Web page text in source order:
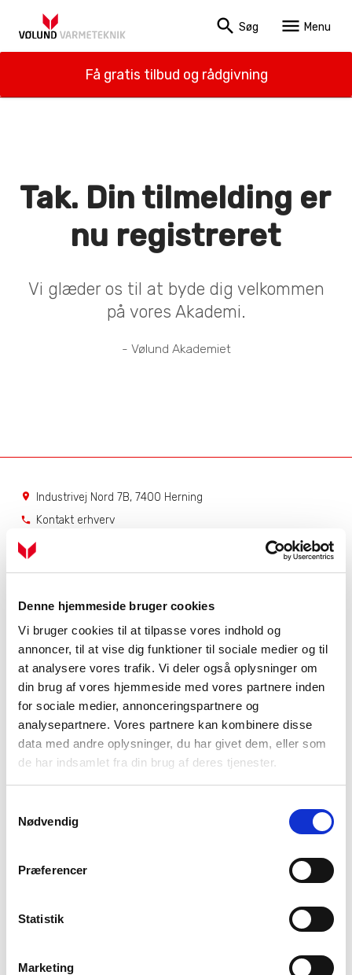
Denne hjemmeside bruger cookies
Vi bruger cookies til at tilpasse vores indhold og
annoncer, til at vise dig funktioner til sociale medier og til
at analysere vores trafik. Vi deler også oplysninger om
din brug af vores hjemmeside med vores partnere inden
for sociale medier, annonceringspartnere og
analysepartnere. Vores partnere kan kombinere disse
data med andre oplysninger, du har givet dem, eller som
de har indsamlet fra din brug af deres tjenester.
Nødvendig
Præferencer
Statistik
Marketing
search Søg menu Menu
Få gratis tilbud og rådgivning
Tak. Din tilmelding er
nu registreret
Vi glæder os til at byde dig velkommen
på vores Akademi.
- Vølund Akademiet
location_on Industrivej Nord 7B, 7400 Herning
phone Kontakt erhverv
phone
Service
Dit serviceabonnement
Bestil serviceabonnement
NIBE Uplink
Åbningstider
Mandag - torsdag
Fredag
7.00 - 15.00
Vølund Varmeteknik
Projektløsninger til erhverv
Karriere
Billedbank
Persondatapolitik